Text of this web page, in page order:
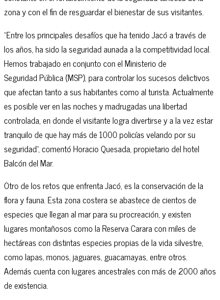
zona y con el fin de resguardar el bienestar de sus visitantes.
“Entre los principales desafíos que ha tenido Jacó a través de
los años, ha sido la seguridad aunada a la competitividad local.
Hemos trabajado en conjunto con el Ministerio de
Seguridad Pública (MSP), para controlar los sucesos delictivos
que afectan tanto a sus habitantes como al turista. Actualmente
es posible ver en las noches y madrugadas una libertad
controlada, en donde el visitante logra divertirse y a la vez estar
tranquilo de que hay más de 1000 policías velando por su
seguridad”, comentó Horacio Quesada, propietario del hotel
Balcón del Mar.
Otro de los retos que enfrenta Jacó, es la conservación de la
flora y fauna. Esta zona costera se abastece de cientos de
especies que llegan al mar para su procreación, y existen
lugares montañosos como la Reserva Carara con miles de
hectáreas con distintas especies propias de la vida silvestre,
como lapas, monos, jaguares, guacamayas, entre otros.
Además cuenta con lugares ancestrales con más de 2000 años
de existencia.